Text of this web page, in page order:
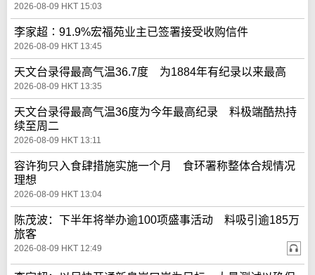
2026-08-09 HKT 15:03
李家超∶91.9%宏福苑业主已签署接受收购信件
2026-08-09 HKT 13:45
天文台录得最高气温36.7度 为1884年有纪录以来最高
2026-08-09 HKT 13:35
天文台录得最高气温36度为今年最高纪录 料极端酷热持
续至周二
2026-08-09 HKT 13:11
容许狗只入食肆措施实施一个月 食环署称整体合规情况
理想
2026-08-09 HKT 13:04
陈茂波：下半年将举办逾100项盛事活动 料吸引逾185万
旅客
2026-08-09 HKT 12:49